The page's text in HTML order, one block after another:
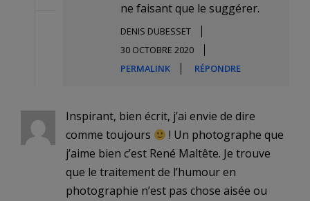
ne faisant que le suggérer.
DENIS DUBESSET
30 OCTOBRE 2020
PERMALINK
RÉPONDRE
Inspirant, bien écrit, j’ai envie de dire
comme toujours
! Un photographe que
j’aime bien c’est René Maltête. Je trouve
que le traitement de l’humour en
photographie n’est pas chose aisée ou